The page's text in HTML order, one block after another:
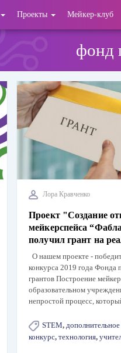
Проекты Мейкер-клуб
фонд
Лора Кравченко
Проект "Создание
мейкерспейса
получил грант на
О нашем проекте -
конкурса 2019 года Фонда
грантов Построение
образовательном
непростой процесс,
STEM,
конкурс,технология,